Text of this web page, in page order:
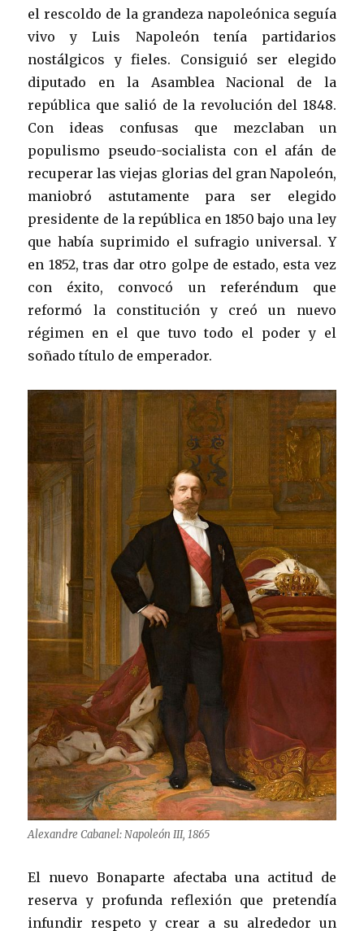
el rescoldo de la grandeza napoleónica seguía
vivo y Luis Napoleón tenía partidarios
nostálgicos y fieles. Consiguió ser elegido
diputado en la Asamblea Nacional de la
república que salió de la revolución del 1848.
Con ideas confusas que mezclaban un
populismo pseudo-socialista con el afán de
recuperar las viejas glorias del gran Napoleón,
maniobró astutamente para ser elegido
presidente de la república en 1850 bajo una ley
que había suprimido el sufragio universal. Y
en 1852, tras dar otro golpe de estado, esta vez
con éxito, convocó un referéndum que
reformó la constitución y creó un nuevo
régimen en el que tuvo todo el poder y el
soñado título de emperador.
Alexandre Cabanel: Napoleón III, 1865
El nuevo Bonaparte afectaba una actitud de
reserva y profunda reflexión que pretendía
infundir respeto y crear a su alrededor un